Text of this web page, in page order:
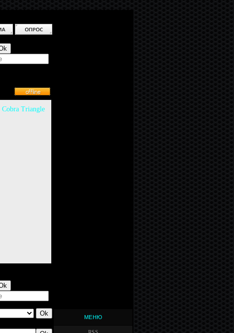
Cobra Triangle
МЕНЮ